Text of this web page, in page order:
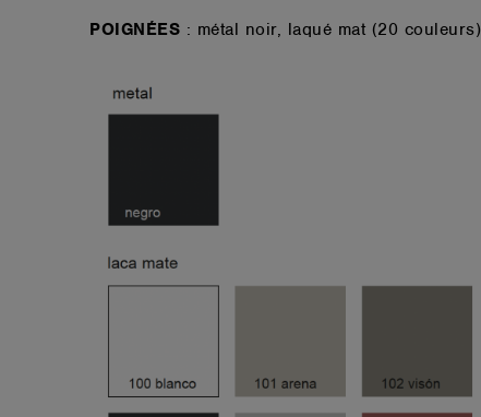
POIGNÉES : métal noir, laqué mat (20 couleurs)